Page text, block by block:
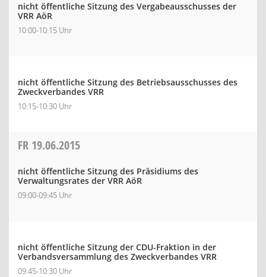
nicht öffentliche Sitzung des Vergabeausschusses der
VRR AöR
10:00-10:15 Uhr
nicht öffentliche Sitzung des Betriebsausschusses des
Zweckverbandes VRR
10:15-10:30 Uhr
FR 19.06.2015
nicht öffentliche Sitzung des Präsidiums des
Verwaltungsrates der VRR AöR
09:00-09:45 Uhr
nicht öffentliche Sitzung der CDU-Fraktion in der
Verbandsversammlung des Zweckverbandes VRR
09:45-10:30 Uhr